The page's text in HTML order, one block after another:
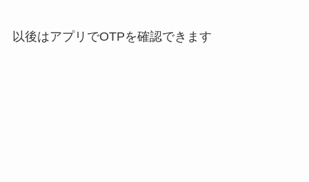
以後はアプリでOTPを確認できます